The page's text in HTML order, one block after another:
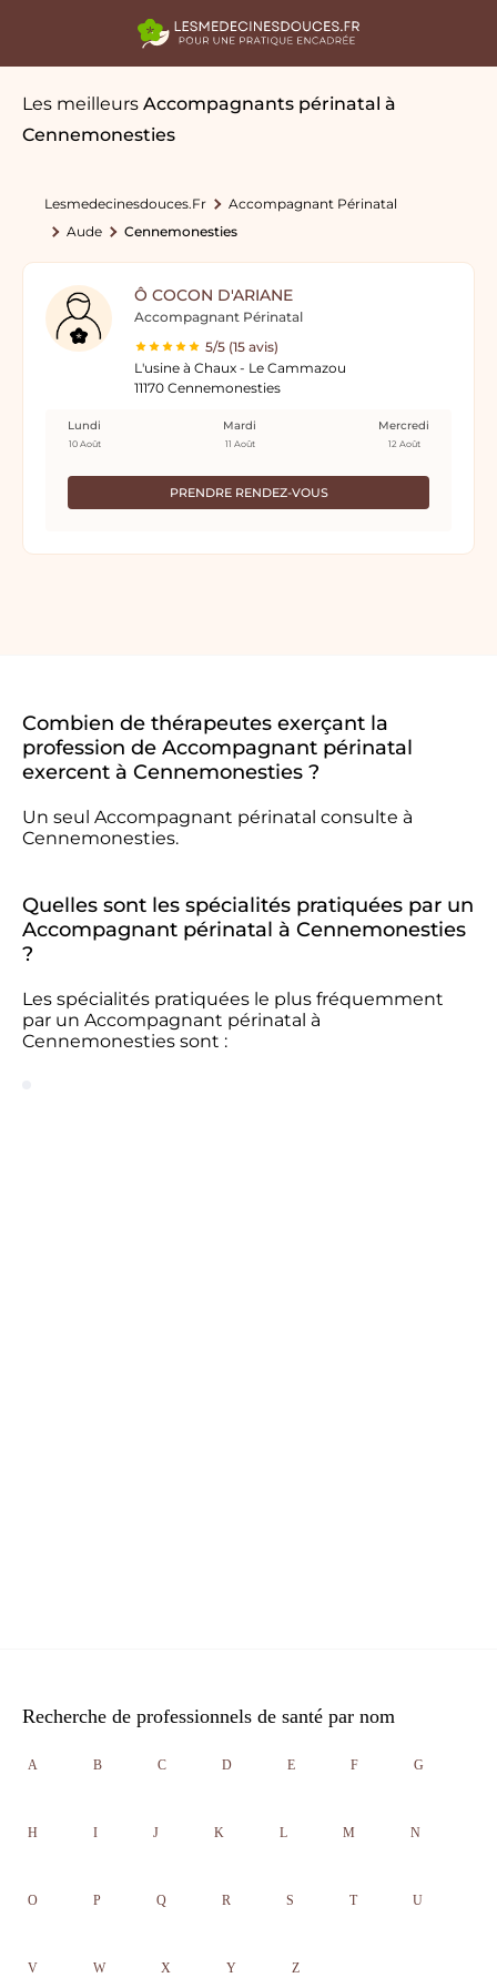
Les meilleurs Accompagnants périnatal à
Cennemonesties
Lesmedecinesdouces.fr
Accompagnant Périnatal
Aude
Cennemonesties
Ô COCON D'ARIANE
Accompagnant Périnatal
5/5 (15 avis)
L'usine à Chaux - Le Cammazou
11170 Cennemonesties
PRENDRE RENDEZ-VOUS
Lundi
10 Août
Mardi
11 Août
Mercredi
12 Août
Combien de thérapeutes exerçant la
profession de Accompagnant périnatal
exercent à Cennemonesties ?
Un seul Accompagnant périnatal consulte à
Cennemonesties.
Quelles sont les spécialités pratiquées par un
Accompagnant périnatal à Cennemonesties
?
Les spécialités pratiquées le plus fréquemment
par un Accompagnant périnatal à
Cennemonesties sont :
Recherche de professionnels de santé par nom
A B C D E F G
H I J K L M N
O P Q R S T U
V W X Y Z